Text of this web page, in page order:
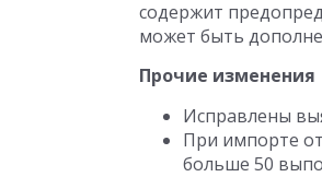
содержит
может быть
Прочие изменения
Исправлены
При импорте
больше 50